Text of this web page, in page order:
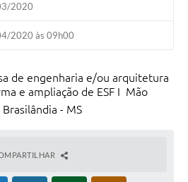
2020
2020 às 09h00
de engenharia e/ou arquitetura
e ampliação de ESF I  Mão
- MS